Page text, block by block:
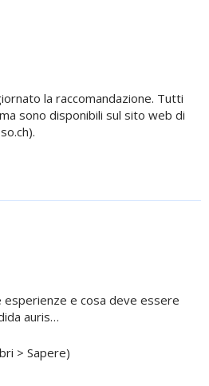
la raccomandazione. Tutti
sono disponibili sul sito web di
esperienze e cosa deve essere
auris…
> Sapere)